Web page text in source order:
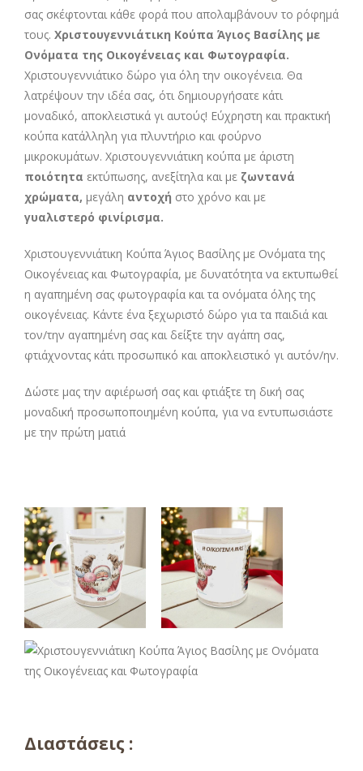
σας σκέφτονται κάθε φορά που απολαμβάνουν το ρόφημά
τους. Χριστουγεννιάτικη Κούπα Άγιος Βασίλης με
Ονόματα της Οικογένειας και Φωτογραφία.
Χριστουγεννιάτικο δώρο για όλη την οικογένεια. Θα
λατρέψουν την ιδέα σας, ότι δημιουργήσατε κάτι
μοναδικό, αποκλειστικά γι αυτούς! Εύχρηστη και πρακτική
κούπα κατάλληλη για πλυντήριο και φούρνο
μικροκυμάτων. Χριστουγεννιάτικη κούπα με άριστη
ποιότητα εκτύπωσης, ανεξίτηλα και με ζωντανά
χρώματα, μεγάλη αντοχή στο χρόνο και με
γυαλιστερό φινίρισμα.
Χριστουγεννιάτικη Κούπα Άγιος Βασίλης με Ονόματα της
Οικογένειας και Φωτογραφία, με δυνατότητα να εκτυπωθεί
η αγαπημένη σας φωτογραφία και τα ονόματα όλης της
οικογένειας. Κάντε ένα ξεχωριστό δώρο για τα παιδιά και
τον/την αγαπημένη σας και δείξτε την αγάπη σας,
φτιάχνοντας κάτι προσωπικό και αποκλειστικό γι αυτόν/ην.
Δώστε μας την αφιέρωσή σας και φτιάξτε τη δική σας
μοναδική προσωποποιημένη κούπα, για να εντυπωσιάστε
με την πρώτη ματιά
Διαστάσεις :